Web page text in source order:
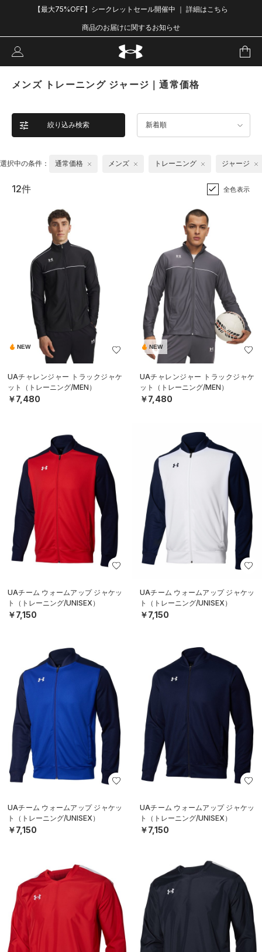
【最大75%OFF】シークレットセール開催中 ｜ 詳細はこちら
商品のお届けに関するお知らせ
メンズ トレーニング ジャージ｜通常価格
絞り込み検索 新着順
選択中の条件： 通常価格 メンズ トレーニング ジャージ
12件 全色表示
NEW
UAチャレンジャー トラックジャケ
ット（トレーニング/MEN）
￥7,480
NEW
UAチャレンジャー トラックジャケ
ット（トレーニング/MEN）
￥7,480
UAチーム ウォームアップ ジャケッ
ト（トレーニング/UNISEX）
￥7,150
UAチーム ウォームアップ ジャケッ
ト（トレーニング/UNISEX）
￥7,150
UAチーム ウォームアップ ジャケッ
ト（トレーニング/UNISEX）
￥7,150
UAチーム ウォームアップ ジャケッ
ト（トレーニング/UNISEX）
￥7,150